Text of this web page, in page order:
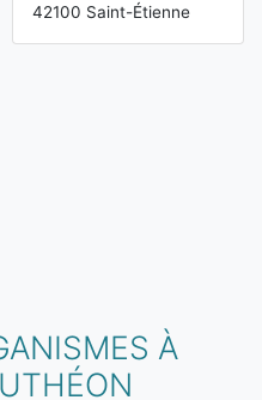
42100 Saint-Étienne
À